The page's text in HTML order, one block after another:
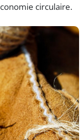
circulaire.